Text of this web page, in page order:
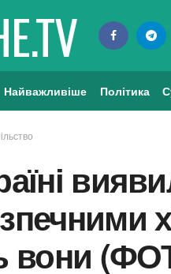
Найважливіше Політика
вони